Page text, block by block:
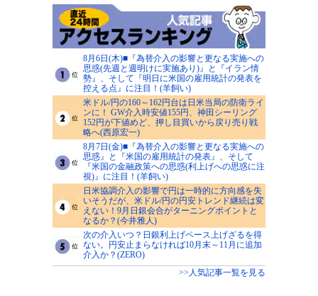
8月6日(木)■『為替介入の影響と更なる実施への
思惑(先週と週明けに実施あり)』と『イラン情
勢』、そして『明日に米国の雇用統計の発表を
控える点』に注目！(羊飼い)
米ドル/円の160～162円台は日米当局の防衛ライ
ンに！ GW介入時安値155円、神田シーリング
152円が下値めど、押し目買いから戻り売り戦
略へ(西原宏一)
8月7日(金)■『為替介入の影響と更なる実施への
思惑』と『米国の雇用統計の発表』、そして
『米国の金融政策への思惑(利上げへの思惑に注
視)』に注目！(羊飼い)
日米協調介入の影響で円は一時的に方向感を失
いそうだが、米ドル/円の円安トレンド継続は変
えない！9月日銀会合がターニングポイントと
なるか？(今井雅人)
次の介入いつ？日銀利上げペース上げざるを得
ない。円安止まらなければ10月末～11月に追加
介入か？(ZERO)
>>人気記事一覧を見る